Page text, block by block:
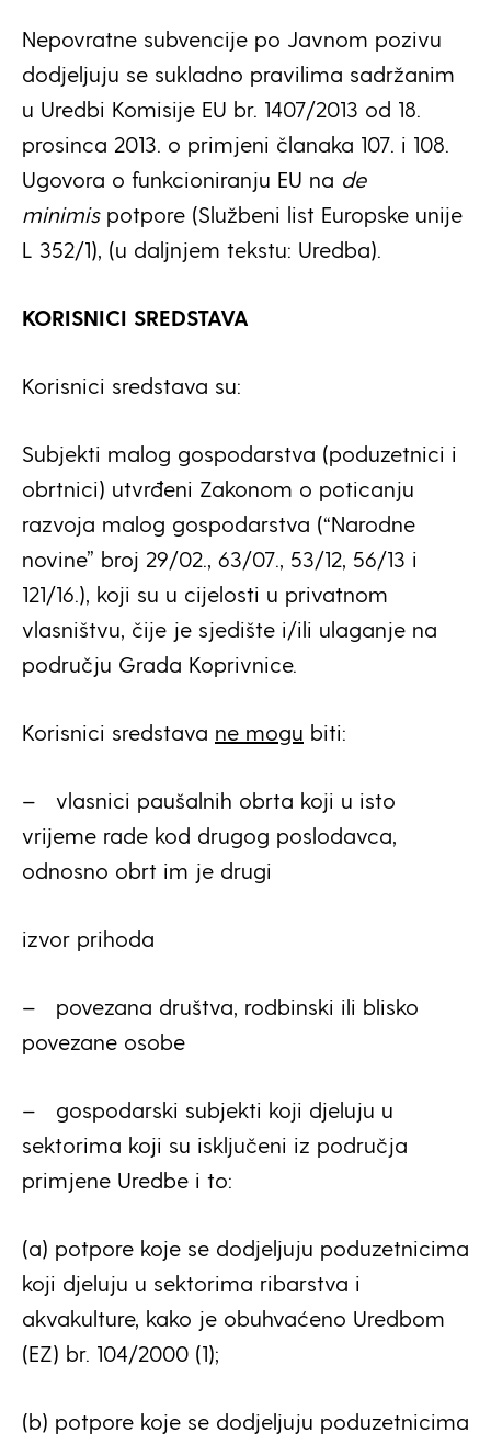
Nepovratne subvencije po Javnom pozivu
dodjeljuju se sukladno pravilima sadržanim
u Uredbi Komisije EU br. 1407/2013 od 18.
prosinca 2013. o primjeni članaka 107. i 108.
Ugovora o funkcioniranju EU na de
minimis potpore (Službeni list Europske unije
L 352/1), (u daljnjem tekstu: Uredba).
KORISNICI SREDSTAVA
Korisnici sredstava su:
Subjekti malog gospodarstva (poduzetnici i
obrtnici) utvrđeni Zakonom o poticanju
razvoja malog gospodarstva (“Narodne
novine” broj 29/02., 63/07., 53/12, 56/13 i
121/16.), koji su u cijelosti u privatnom
vlasništvu, čije je sjedište i/ili ulaganje na
području Grada Koprivnice.
Korisnici sredstava ne mogu biti:
– vlasnici paušalnih obrta koji u isto
vrijeme rade kod drugog poslodavca,
odnosno obrt im je drugi
izvor prihoda
– povezana društva, rodbinski ili blisko
povezane osobe
– gospodarski subjekti koji djeluju u
sektorima koji su isključeni iz područja
primjene Uredbe i to:
(a) potpore koje se dodjeljuju poduzetnicima
koji djeluju u sektorima ribarstva i
akvakulture, kako je obuhvaćeno Uredbom
(EZ) br. 104/2000 (1);
(b) potpore koje se dodjeljuju poduzetnicima